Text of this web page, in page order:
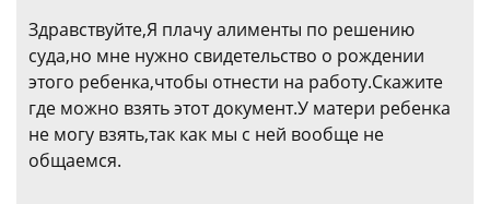
Здравствуйте,Я плачу алименты по решению
суда,но мне нужно свидетельство о рождении
этого ребенка,чтобы отнести на работу.Скажите
где можно взять этот документ.У матери ребенка
не могу взять,так как мы с ней вообще не
общаемся.